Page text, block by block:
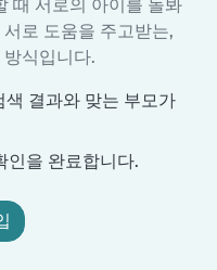
때 서로의 아이를 돌봐
로 도움을 주고받는,
식입니다.
결과와 맞는 부모가
인을 완료합니다.